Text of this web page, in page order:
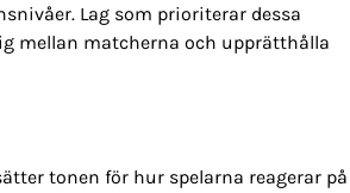
Lag som prioriterar dessa
mellan matcherna och upprätthålla
tonen för hur spelarna reagerar på